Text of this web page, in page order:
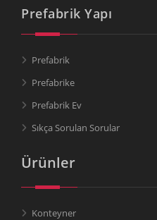
Prefabrik Yapı
Prefabrik
Prefabrike
Prefabrik Ev
Sıkça Sorulan Sorular
Ürünler
Konteyner